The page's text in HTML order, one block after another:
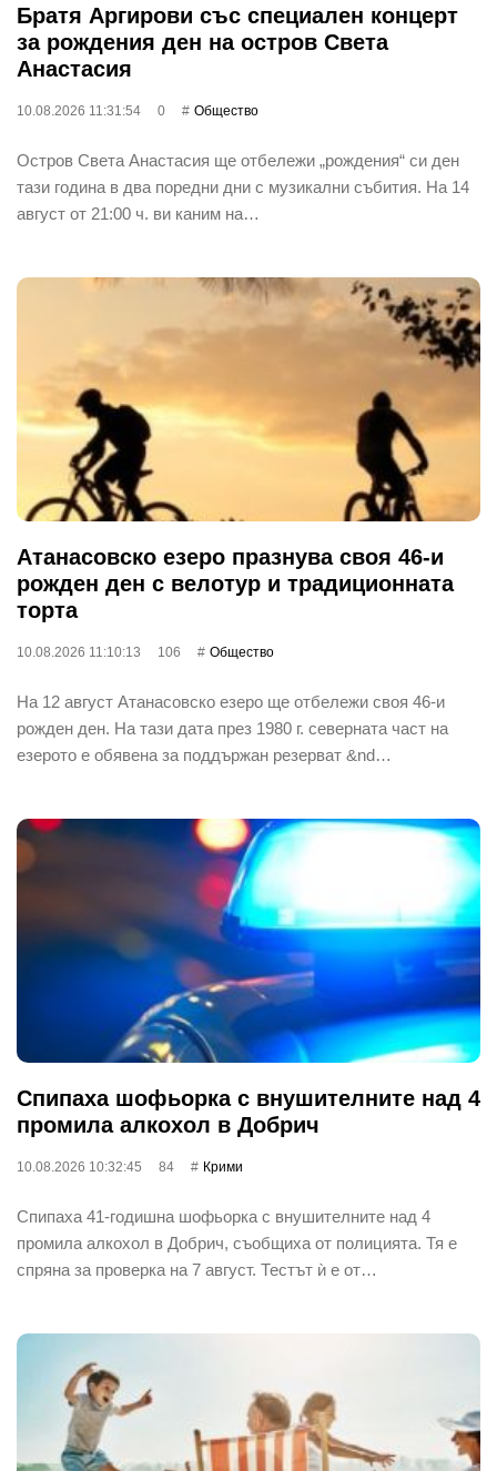
Братя Аргирови със специален концерт
за рождения ден на остров Света
Анастасия
10.08.2026 11:31:54 0 Общество
Остров Света Анастасия ще отбележи „рождения“ си ден
тази година в два поредни дни с музикални събития. На 14
август от 21:00 ч. ви каним на…
Атанасовско езеро празнува своя 46-и
рожден ден с велотур и традиционната
торта
10.08.2026 11:10:13 106 Общество
На 12 август Атанасовско езеро ще отбележи своя 46-и
рожден ден. На тази дата през 1980 г. северната част на
езерото е обявена за поддържан резерват &nd…
Спипаха шофьорка с внушителните над 4
промила алкохол в Добрич
10.08.2026 10:32:45 84 Крими
Спипаха 41-годишна шофьорка с внушителните над 4
промила алкохол в Добрич, съобщиха от полицията. Тя е
спряна за проверка на 7 август. Тестът ѝ е от…